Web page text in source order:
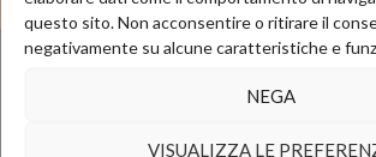
questo sito. Non acconsentire o ritirare il
negativamente su alcune caratteristiche e
NEGA
VISUALIZZA LE